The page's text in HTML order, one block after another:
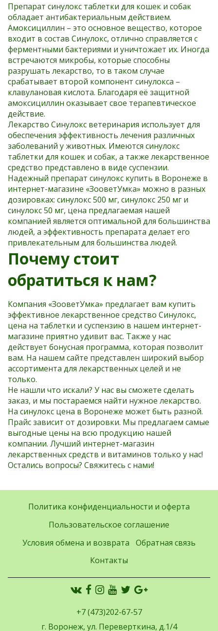
Препарат синулокс таблетки для кошек и собак
обладает антибактериальным действием.
Амоксициллин – это основное вещество, которое
входит в состав Синулокс, отлично справляется с
ферментными бактериями и уничтожает их. Иногда
встречаются микробы, которые способны
разрушать лекарство, то в таком случае
срабатывает второй компонент синулокса –
клавулановая кислота. Благодаря её защитной
амоксициллин оказывает свое терапевтическое
действие.
Лекарство Синулокс ветеринария использует для
обеспечения эффективность лечения различных
заболеваний у животных. Имеются синулокс
таблетки для кошек и собак, а также лекарственное
средство представлено в виде суспензии.
Надежный препарат синулокс купить в Воронеже в
интернет-магазине «ЗооветУмка» можно в разных
дозировках: синулокс 500 мг, синулокс 250 мг и
синулокс 50 мг, цена предлагаемая нашей
компанией является оптимальной для большинства
людей, а эффективность препарата делает его
привлекательным для большинства людей.
Почему стоит
обратиться к нам?
Компания «ЗооветУмка» предлагает вам купить
эффективное лекарственное средство Синулокс,
цена на таблетки и суспензию в нашем интернет-
магазине приятно удивит вас. Также у нас
действует бонусная программа, которая позволит
вам. На нашем сайте представлен широкий выбор
ассортимента для лекарственных целей и не
только.
Не нашли что искали? У нас вы сможете сделать
заказ, и мы постараемся найти нужное лекарство.
На синулокс цена в Воронеже может быть разной.
Прайс зависит от дозировки. Мы предлагаем самые
выгодные цены на всю продукцию нашей
компании. Лучший интернет-магазин
лекарственных средств и витаминов только у нас!
Остались вопросы? Свяжитесь с нами!
Политика конфиденциальности и оферта
Пользовательское соглашение
Условия обмена и возврата
Обратная связь
Контакты
+7 (473)202-67-57
г. Воронеж, ул. Переверткина, д.1/4